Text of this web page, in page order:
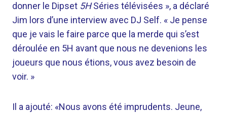
donner le Dipset 5HSéries télévisées », a déclaré
Jim lors d’une interview avec DJ Self. « Je pense
que je vais le faire parce que la merde qui s’est
déroulée en 5H avant que nous ne devenions les
joueurs que nous étions, vous avez besoin de
voir. »
Il a ajouté: «Nous avons été imprudents. Jeune,